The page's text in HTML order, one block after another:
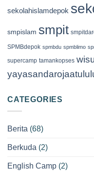
sekolahislamdepok
smpislam smpit
SPMBdepok spmbdu spmblimo
supercamp tamankopses
CATEGORIES
Berita (68)
Berkuda (2)
English Camp (2)